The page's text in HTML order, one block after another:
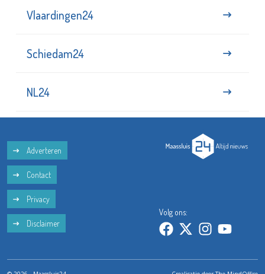
Vlaardingen24
Schiedam24
NL24
Adverteren
Contact
Privacy
Disclaimer
Volg ons: